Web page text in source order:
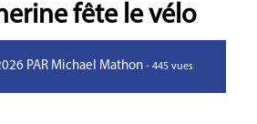
fête le vélo
PAR Michael Mathon - 445 vues